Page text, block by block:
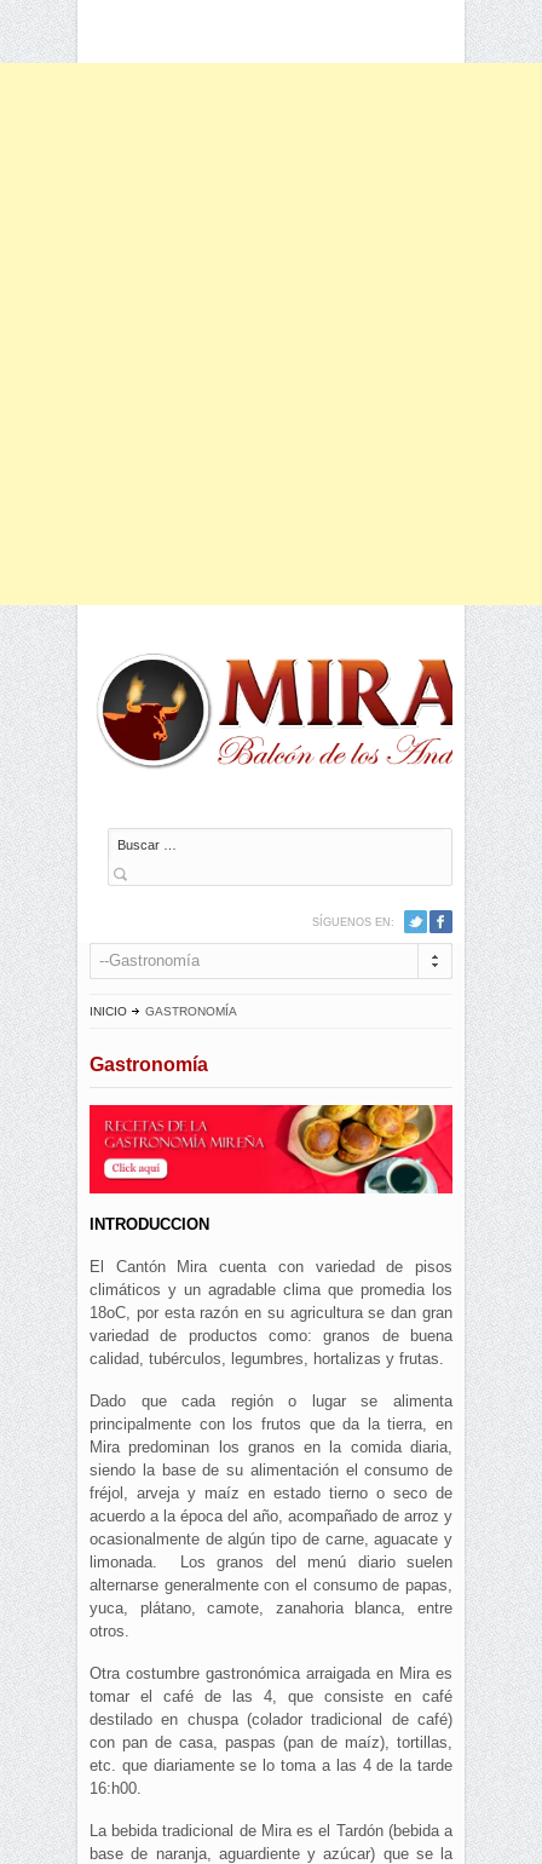
Buscar
SÍGUENOS EN:
--Gastronomía
INICIO GASTRONOMÍA
Gastronomía
INTRODUCCION
El Cantón Mira cuenta con variedad de pisos
climáticos y un agradable clima que promedia los
18oC, por esta razón en su agricultura se dan gran
variedad de productos como: granos de buena
calidad, tubérculos, legumbres, hortalizas y frutas.
Dado que cada región o lugar se alimenta
principalmente con los frutos que da la tierra, en
Mira predominan los granos en la comida diaria,
siendo la base de su alimentación el consumo de
fréjol, arveja y maíz en estado tierno o seco de
acuerdo a la época del año, acompañado de arroz y
ocasionalmente de algún tipo de carne, aguacate y
limonada. Los granos del menú diario suelen
alternarse generalmente con el consumo de papas,
yuca, plátano, camote, zanahoria blanca, entre
otros.
Otra costumbre gastronómica arraigada en Mira es
tomar el café de las 4, que consiste en café
destilado en chuspa (colador tradicional de café)
con pan de casa, paspas (pan de maíz), tortillas,
etc. que diariamente se lo toma a las 4 de la tarde
16:h00.
La bebida tradicional de Mira es el Tardón (bebida a
base de naranja, aguardiente y azúcar) que se la